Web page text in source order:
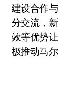
建设合作
分交流，
效等优势
极推动马